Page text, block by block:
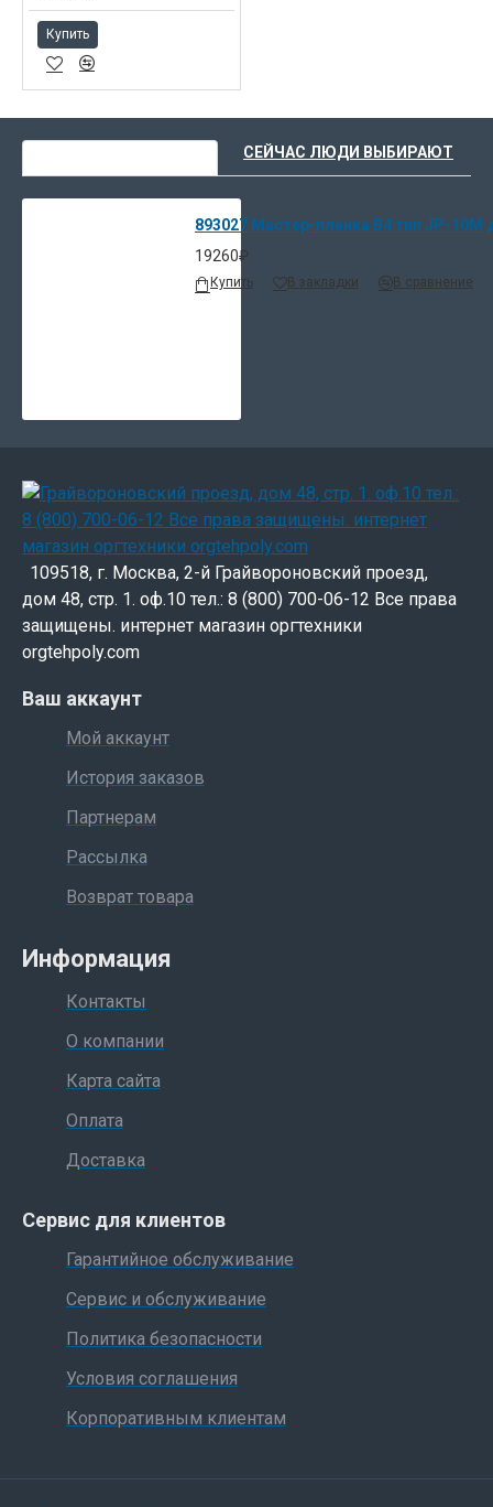
Купить
СЕЙЧАС ЛЮДИ ВЫБИРАЮТ
893027 Мастер-пленка B4 тип JP-
19260₽
Купить В закладки В сравнение
109518, г. Москва, 2-й Грайвороновский проезд,
дом 48, стр. 1. оф.10 тел.: 8 (800) 700-06-12 Все права
защищены. интернет магазин оргтехники
orgtehpoly.com
Ваш аккаунт
Мой аккаунт
История заказов
Партнерам
Рассылка
Возврат товара
Информация
Контакты
О компании
Карта сайта
Оплата
Доставка
Сервис для клиентов
Гарантийное обслуживание
Сервис и обслуживание
Политика безопасности
Условия соглашения
Корпоративным клиентам